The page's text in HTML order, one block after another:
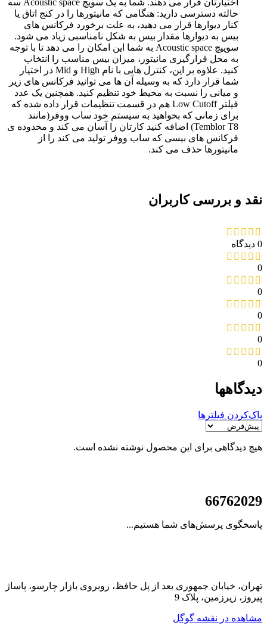
حالته دسترسی دارید: هنگامی که مانیتورها را در کنج اتاق یا
کنار دیوارها قرار می دهید، به علت برخورد فرکانس های
بیس به دیوارها مقدار بیس به شکل نامناسبی زیاد می شود.
سوییچ Acoustic space به شما این امکان را می دهد تا با توجه
به محل قرارگیری مانیتور، میزان بیس مناسب را انتخاب
کنید. علاوه بر این، کنترل هایی با نام High و Mid در اختیار
شما قرار دارد که به وسیله آن ها می توانید فرکانس های زیر
و میانی را نسبت به محیط خود تنظیم کنید. همچنین یک عدد
فیلتر Low Cutoff هم در قسمت تنظیمات قرار داده شده که
برای زمانی که بخواهید به سیستم خود ساب ووفر(مانند
Temblor T8) اضافه کنید کارتان را آسان می کند و محدوده ی
فرکانس های بیسی که ساب ووفر تولید می کند را از
مانیتورها حذف می کند.
نقد و بررسی کاربران
0 دیدگاه
0
0
0
0
0
دیدگاهها
پاک‌کردن فیلترها
هیچ دیدگاهی برای این محصول نوشته نشده است.
66762029
پاسخگوی پرسش‌های شما هستیم...
تهران، خیابان جمهوری بعد از پل حافظ، روبروی بازار چارسو، پاساژ
پیروز، زیرزمین، پلاک 9
مشاهده در نقشه گوگل